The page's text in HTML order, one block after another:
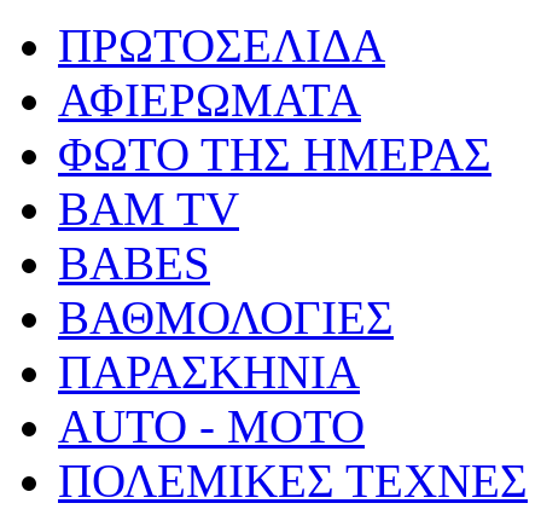
ΠΡΩΤΟΣΕΛΙΔΑ
ΑΦΙΕΡΩΜΑΤΑ
ΦΩΤΟ ΤΗΣ ΗΜΕΡΑΣ
BAM TV
BABES
ΒΑΘΜΟΛΟΓΙΕΣ
ΠΑΡΑΣΚΗΝΙΑ
AUTO - MOTO
ΠΟΛΕΜΙΚΕΣ ΤΕΧΝΕΣ